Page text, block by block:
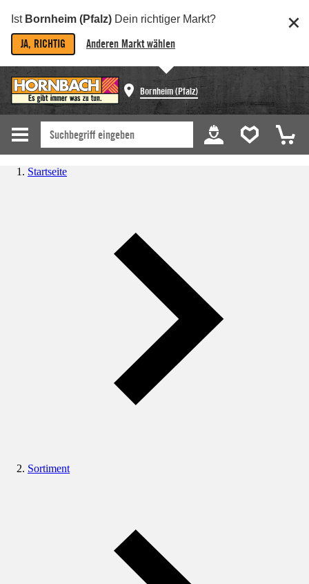
Ist Bornheim (Pfalz) Dein richtiger Markt?
JA, RICHTIG Anderen Markt wählen
Bornheim (Pfalz)
Startseite
Sortiment